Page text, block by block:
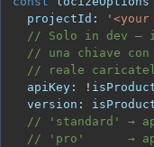
  projectId
:
// Solo in dev —
// una chiave
// reale
  apiKey
: !
  version
:
// 'standard' →
// 'pro'      →